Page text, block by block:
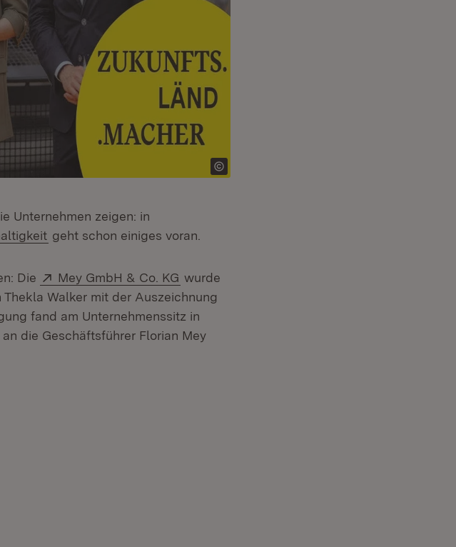
Unternehmen zeigen: in
geht schon einiges voran.
Die Extern:
Mey GmbH & Co. KG (Öffnet in neuem Fenster)
wurde
Walker mit der Auszeichnung
fand am Unternehmenssitz in
die Geschäftsführer Florian Mey